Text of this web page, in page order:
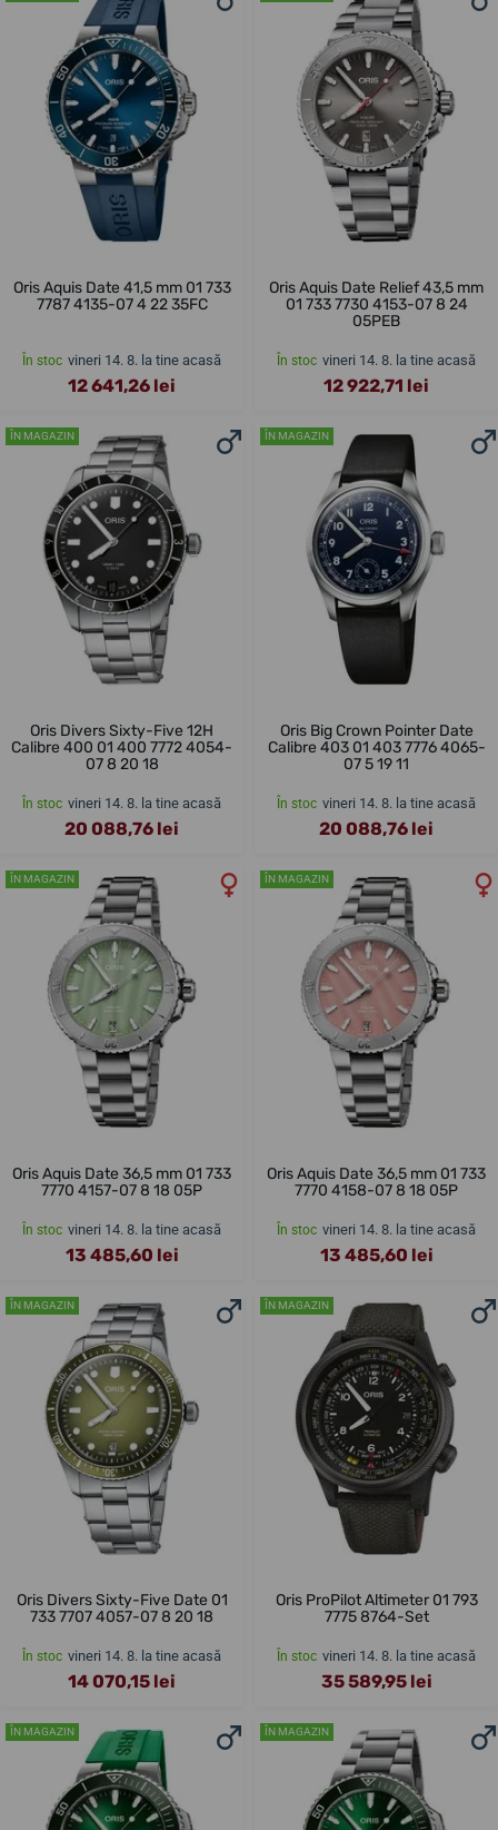
Oris Aquis Date 41,5 mm 01 733
7787 4135-07 4 22 35FC
În stoc vineri 14. 8. la tine acasă
12 641,26 lei
Oris Aquis Date Relief 43,5 mm
01 733 7730 4153-07 8 24
05PEB
În stoc vineri 14. 8. la tine acasă
12 922,71 lei
ÎN MAGAZIN
Oris Divers Sixty-Five 12H
Calibre 400 01 400 7772 4054-
07 8 20 18
În stoc vineri 14. 8. la tine acasă
20 088,76 lei
ÎN MAGAZIN
Oris Big Crown Pointer Date
Calibre 403 01 403 7776 4065-
07 5 19 11
În stoc vineri 14. 8. la tine acasă
20 088,76 lei
ÎN MAGAZIN
Oris Aquis Date 36,5 mm 01 733
7770 4157-07 8 18 05P
În stoc vineri 14. 8. la tine acasă
13 485,60 lei
ÎN MAGAZIN
Oris Aquis Date 36,5 mm 01 733
7770 4158-07 8 18 05P
În stoc vineri 14. 8. la tine acasă
13 485,60 lei
ÎN MAGAZIN
Oris Divers Sixty-Five Date 01
733 7707 4057-07 8 20 18
În stoc vineri 14. 8. la tine acasă
14 070,15 lei
ÎN MAGAZIN
Oris ProPilot Altimeter 01 793
7775 8764-Set
În stoc vineri 14. 8. la tine acasă
35 589,95 lei
ÎN MAGAZIN ÎN MAGAZIN